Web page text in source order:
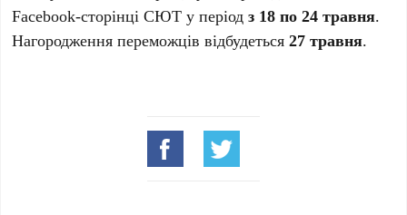
Facebook-сторінці СЮТ у періодз 18 по 24 травня.
Нагородження переможців відбудеться27 травня.